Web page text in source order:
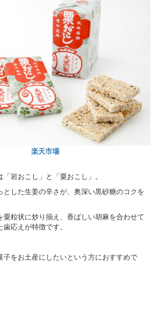
楽天市場
岩おこし」と「粟おこし」。
とした生姜の辛さが、奥深い黒砂糖のコクを
粟粒状に炒り揃え、香ばしい胡麻を合わせて
応えが特徴です。
子をお土産にしたいという方におすすめで